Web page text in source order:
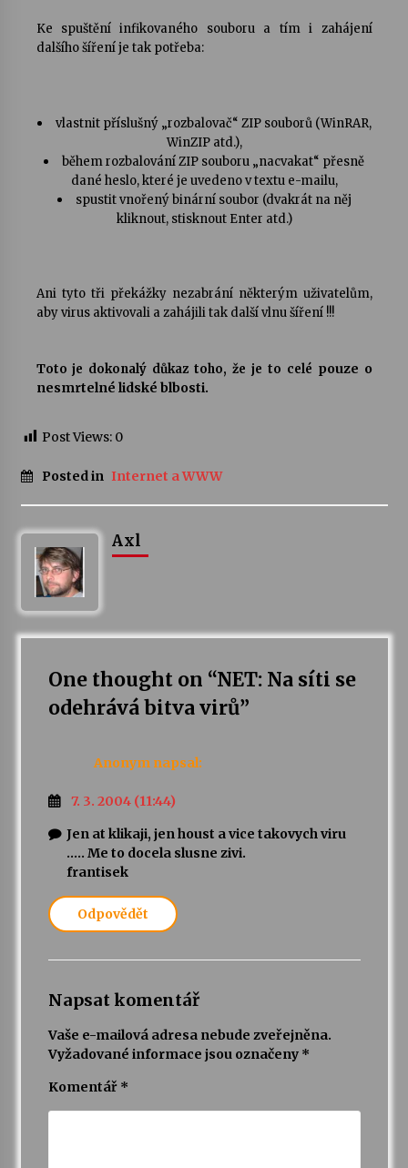
Ke spuštění infikovaného souboru a tím i zahájení
dalšího šíření je tak potřeba:
vlastnit příslušný „rozbalovač“ ZIP souborů (WinRAR,
WinZIP atd.),
během rozbalování ZIP souboru „nacvakat“ přesně
dané heslo, které je uvedeno v textu e-mailu,
spustit vnořený binární soubor (dvakrát na něj
kliknout, stisknout Enter atd.)
Ani tyto tři překážky nezabrání některým uživatelům,
aby virus aktivovali a zahájili tak další vlnu šíření !!!
Toto je dokonalý důkaz toho, že je to celé pouze o
nesmrtelné lidské blbosti.
Post Views: 0
Posted in Internet a WWW
Axl
One thought on “NET: Na síti se
odehrává bitva virů”
Anonym napsal:
7. 3. 2004 (11:44)
Jen at klikaji, jen houst a vice takovych viru
….. Me to docela slusne zivi.
frantisek
Odpovědět
Napsat komentář
Vaše e-mailová adresa nebude zveřejněna.
Vyžadované informace jsou označeny *
Komentář *